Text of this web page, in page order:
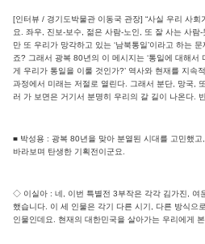
[인터뷰 / 경기도박물관 이동국 관장] “사실 우리 사
요. 좌우, 진보-보수, 젊은 사람-노인, 또 잘 사는 사람
만 또 우리가 망각하고 있는 ‘남북통일’이라고 하는
죠? 그래서 광복 80년의 이 메시지는 ‘통일에 대해서
게 우리가 통일을 이룰 것인가?’ 역사와 현재를 지속
과정에서 미래는 저절로 열린다. 그래서 분단, 망국,
러 가 보면은 거기서 분명히 우리의 갈 길이 나온다.
■ 박성용 : 광복 80년을 맞아 분열된 시대를 고민했
바라보며 탄생한 기획전이군요.
◇ 이실아 : 네, 이번 특별전 3부작은 각각 김가진, 여
했습니다. 이 세 인물은 각기 다른 시기, 다른 방식으
인물인데요. 현재의 대한민국을 살아가는 우리에게